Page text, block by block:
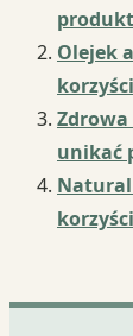
Olejek
unikać
korzyści